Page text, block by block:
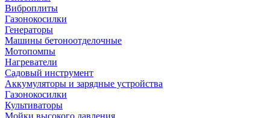
Виброплиты
Газонокосилки
Генераторы
Машины бетоноотделочные
Мотопомпы
Нагреватели
Садовый инструмент
Аккумуляторы и зарядные устройства
Газонокосилки
Культиваторы
Мойки высокого давления